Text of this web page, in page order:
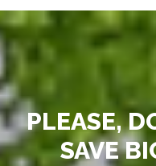
PLEASE,
SAVE